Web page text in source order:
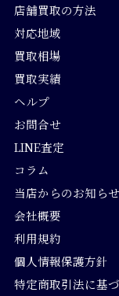
店舗買取の方法
対応地域
買取相場
買取実績
ヘルプ
お問合せ
LINE査定
コラム
当店からのお知らせ
会社概要
利用規約
個人情報保護方針
特定商取引法に基